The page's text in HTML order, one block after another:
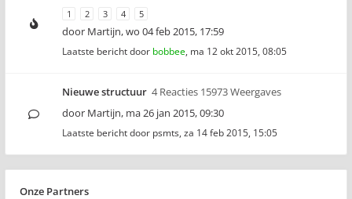
1 2 3 4 5
door Martijn,wo 04 feb 2015, 17:59
Laatste bericht door bobbee, ma 12 okt 2015, 08:05
Nieuwe structuur 4 Reacties 15973 Weergaves
door Martijn, ma 26 jan 2015, 09:30
Laatste bericht door psmts, za 14 feb 2015, 15:05
Onze Partners